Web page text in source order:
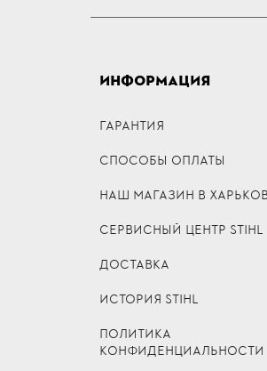
ИНФОРМАЦИЯ
ГАРАНТИЯ
СПОСОБЫ ОПЛАТЫ
НАШ МАГАЗИН В
СЕРВИСНЫЙ ЦЕНТР STIHL
ДОСТАВКА
ИСТОРИЯ STIHL
ПОЛИТИКА
КОНФИДЕНЦИАЛЬНОСТИ